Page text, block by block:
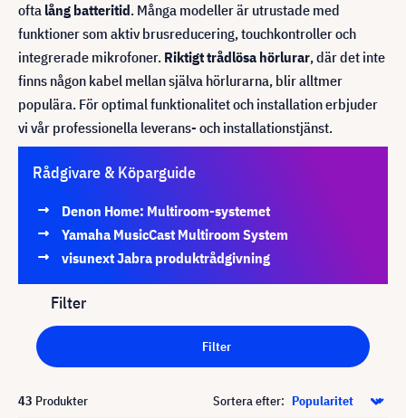
ofta lång batteritid. Många modeller är utrustade med
funktioner som aktiv brusreducering, touchkontroller och
integrerade mikrofoner. Riktigt trådlösa hörlurar, där det inte
finns någon kabel mellan själva hörlurarna, blir alltmer
populära. För optimal funktionalitet och installation erbjuder
vi vår professionella leverans- och installationstjänst.
Rådgivare & Köparguide
Denon Home: Multiroom-systemet
Yamaha MusicCast Multiroom System
visunext Jabra produktrådgivning
Filter
Filter
43 Produkter Sortera efter: